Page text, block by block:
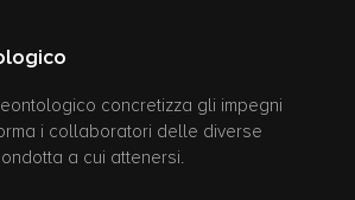
concretizza gli impegni
i collaboratori delle diverse
a cui attenersi.